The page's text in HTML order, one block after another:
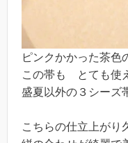
ピンクかかった茶色
この帯も とても使
盛夏以外の３シーズ
こちらの仕立上がり